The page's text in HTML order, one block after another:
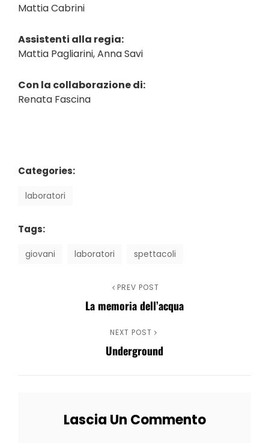
Mattia Cabrini
Assistenti alla regia:
Mattia Pagliarini, Anna Savi
Con la collaborazione di:
Renata Fascina
Categories:
laboratori
Tags:
giovani laboratori spettacoli
NavigazionePREV POST
La memoria dell’acqua
NEXT POST
Underground
Lascia Un Commento